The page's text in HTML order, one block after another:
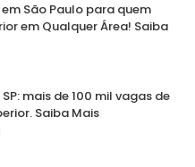
São Paulo para quem
em Qualquer Área! Saiba
mais de 100 mil vagas de
Saiba Mais